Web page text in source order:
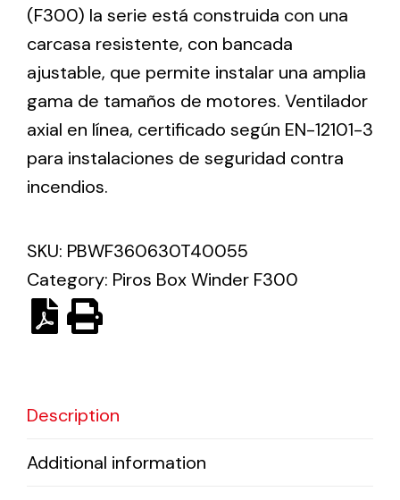
Solar lighting
Variety of solar solutions for all kinds of needs.
(F300) la serie está construida con una
carcasa resistente, con bancada
ajustable, que permite instalar una amplia
gama de tamaños de motores. Ventilador
axial en línea, certificado según EN-12101-3
para instalaciones de seguridad contra
incendios.
SKU: PBWF360630T40055
Category: Piros Box Winder F300
Description
Additional information